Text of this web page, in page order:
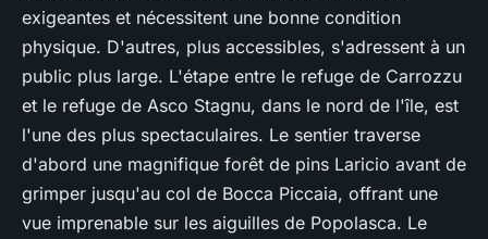
exigeantes et nécessitent une bonne condition
physique. D'autres, plus accessibles, s'adressent à un
public plus large. L'étape entre le refuge de Carrozzu
et le refuge de Asco Stagnu, dans le nord de l'île, est
l'une des plus spectaculaires. Le sentier traverse
d'abord une magnifique forêt de pins Laricio avant de
grimper jusqu'au col de Bocca Piccaia, offrant une
vue imprenable sur les aiguilles de Popolasca. Le